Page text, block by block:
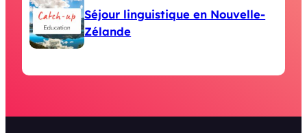
Séjour linguistique en Nouvelle-
Zélande